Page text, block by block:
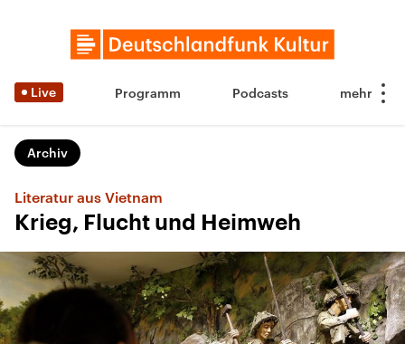
Live Programm Podcasts
Archiv
Literatur aus Vietnam
Krieg, Flucht und Heimweh